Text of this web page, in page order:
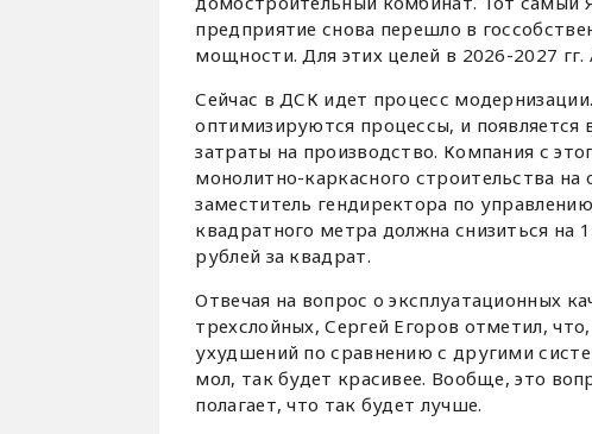
предприятие снова перешло в
мощности. Для этих целей в 2026-2027
Сейчас в ДСК идет процесс
оптимизируются процессы, и появляется
затраты на производство. Компания с
монолитно-каркасного строительства
заместитель гендиректора по
квадратного метра должна снизиться на
рублей за квадрат.
Отвечая на вопрос о эксплуатационных
трехслойных, Сергей Егоров отметил,
ухудшений по сравнению с другими
мол, так будет красивее. Вообще, это
полагает, что так будет лучше.